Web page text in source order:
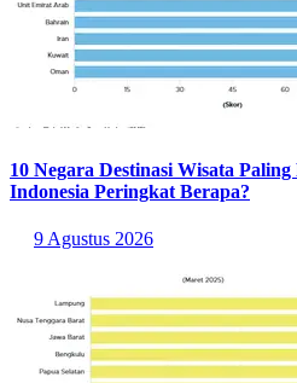
10 Negara Destinasi Wisata
Indonesia Peringkat Berapa?
9 Agustus 2026